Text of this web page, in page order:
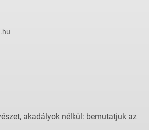
akadályok nélkül: bemutatjuk az